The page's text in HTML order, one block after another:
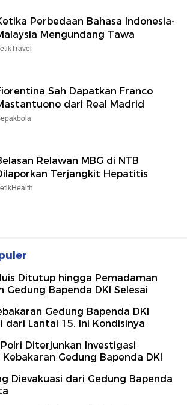
Perbedaan Bahasa Indonesia-
Mengundang Tawa
Sah Dapatkan Franco
dari Real Madrid
Relawan MBG di NTB
Terjangkit Hepatitis
Ditutup hingga Pemadaman
Gedung Bapenda DKI Selesai
Gedung Bapenda DKI
dari Lantai 15, Ini Kondisinya
Diterjunkan Investigasi
Kebakaran Gedung Bapenda DKI
Dievakuasi dari Gedung Bapenda